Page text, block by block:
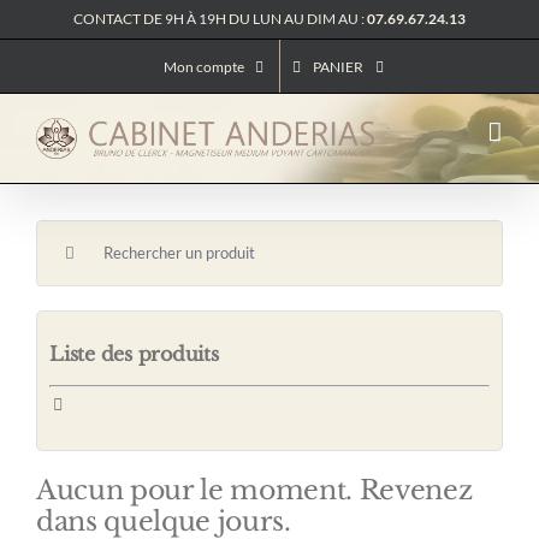
au
CONTACT DE 9H À 19H DU LUN AU DIM AU :07.69.67.24.13
Mon compte PANIER
Rechercher:
Liste des produits
Toggle
– Attrape-rêves
– Bougies
– Cartomancie
Aucun pour le moment. Revenez
dans quelque jours.